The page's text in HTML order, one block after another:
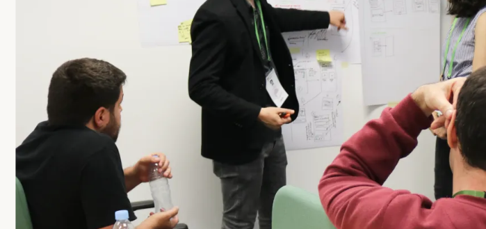
Cultura
Contacto
Wip